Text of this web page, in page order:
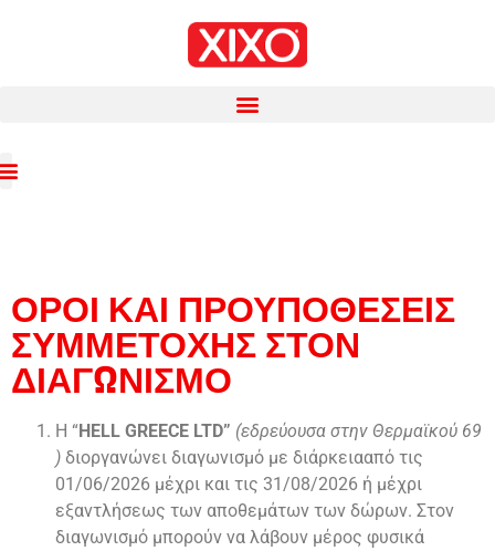
ΟΡΟΙ ΚΑΙ ΠΡΟΥΠΟΘΕΣΕΙΣ
ΣΥΜΜΕΤΟΧΗΣ ΣΤΟΝ
ΔΙΑΓΩΝΙΣΜΟ
Η “HELL GREECE LTD” (εδρεύουσα στην Θερμαϊκού 69
) διοργανώνει διαγωνισμό με διάρκειααπό τις
01/06/2026 μέχρι και τις 31/08/2026 ή μέχρι
εξαντλήσεως των αποθεμάτων των δώρων. Στον
διαγωνισμό μπορούν να λάβουν μέρος φυσικά